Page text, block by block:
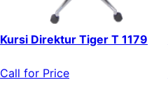
Kursi Direktur Tiger T 1179
Call for Price